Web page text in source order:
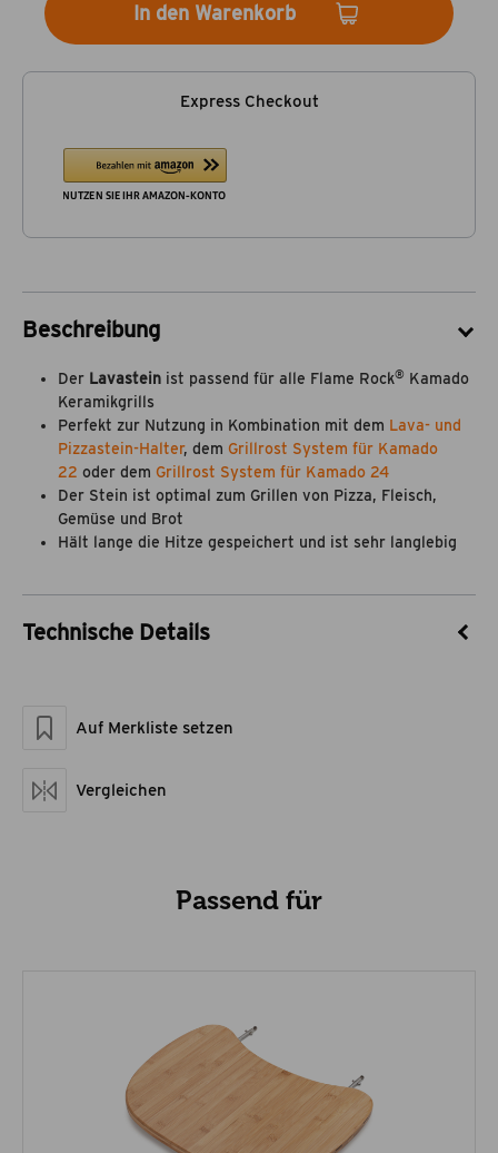
In den Warenkorb
Express Checkout
Beschreibung
Der Lavastein ist passend für alle Flame Rock® Kamado
Keramikgrills
Perfekt zur Nutzung in Kombination mit dem Lava- und
Pizzastein-Halter, dem Grillrost System für Kamado
22 oder dem Grillrost System für Kamado 24
Der Stein ist optimal zum Grillen von Pizza, Fleisch,
Gemüse und Brot
Hält lange die Hitze gespeichert und ist sehr langlebig
Technische Details
Material
Artikelgewicht netto kg
Auf Merkliste setzen
Vergleichen
Passend für